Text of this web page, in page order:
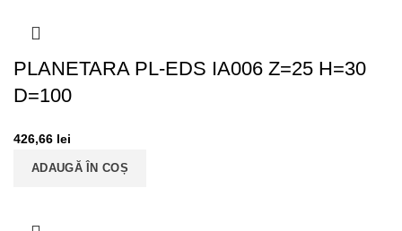
PLANETARA PL-EDS IA006 Z=25 H=30
D=100
426,66 lei
ADAUGĂ ÎN COȘ